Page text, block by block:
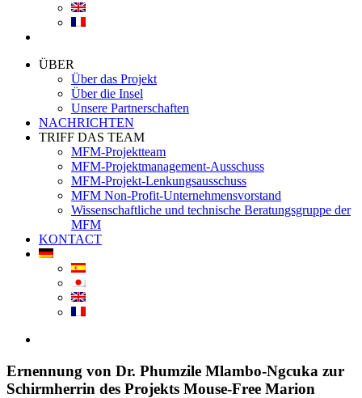
ÜBER
Über das Projekt
Über die Insel
Unsere Partnerschaften
NACHRICHTEN
TRIFF DAS TEAM
MFM-Projektteam
MFM-Projektmanagement-Ausschuss
MFM-Projekt-Lenkungsausschuss
MFM Non-Profit-Unternehmensvorstand
Wissenschaftliche und technische Beratungsgruppe der
MFM
KONTACT
Image
Ernennung von Dr. Phumzile Mlambo-Ngcuka zur
Schirmherrin des Projekts Mouse-Free Marion